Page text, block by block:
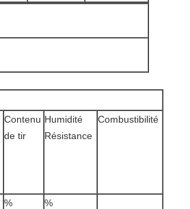
Contenu
de tir
Humidité
Résistance
Combustibilité
%
%